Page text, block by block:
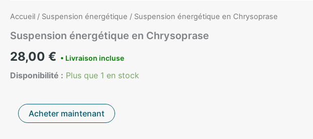
Accueil / Suspension énergétique / Suspension énergétique en Chrysoprase
Suspension énergétique en Chrysoprase
28,00 €
Disponibilité : Plus que 1 en stock
quantité
Acheter maintenant